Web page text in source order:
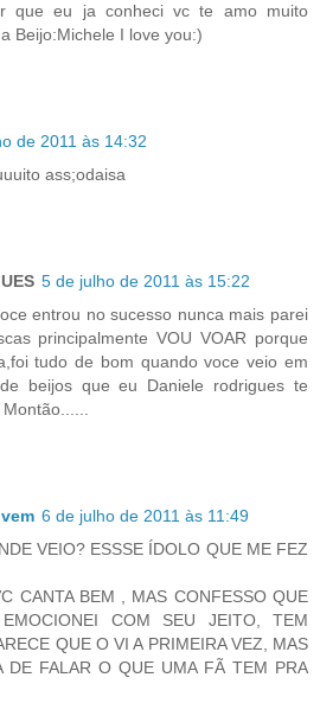
que eu ja conheci vc te amo muito
Beijo:Michele I love you:)
de 2011 às 14:32
ass;odaisa
5 de julho de 2011 às 15:22
entrou no sucesso nunca mais parei
principalmente VOU VOAR porque
tudo de bom quando voce veio em
beijos que eu Daniele rodrigues te
6 de julho de 2011 às 11:49
VEIO? ESSSE ÍDOLO QUE ME FEZ
CANTA BEM , MAS CONFESSO QUE
COM SEU JEITO, TEM
QUE O VI A PRIMEIRA VEZ, MAS
DE FALAR O QUE UMA FÃ TEM PRA